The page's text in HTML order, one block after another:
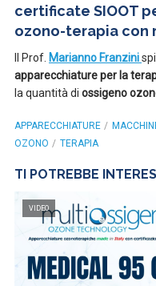
certificate SIOOT
ozono-terapia con
Il Prof. Marianno Franzini
apparecchiature per la
la quantità di ossigeno
APPARECCHIATURE
OZONO
TERAPIA
TI POTREBBE
VIDEO